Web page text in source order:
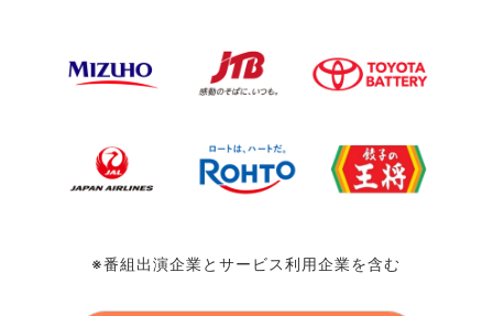
※番組出演企業とサービス利用企業を含む